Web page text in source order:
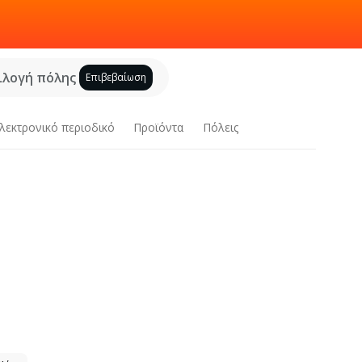
πόλης Επιβεβαίωση
περιοδικό Προϊόντα Πόλεις